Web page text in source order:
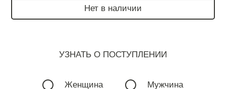
Нет в наличии
УЗНАТЬ О ПОСТУПЛЕНИИ
Женщина Мужчина